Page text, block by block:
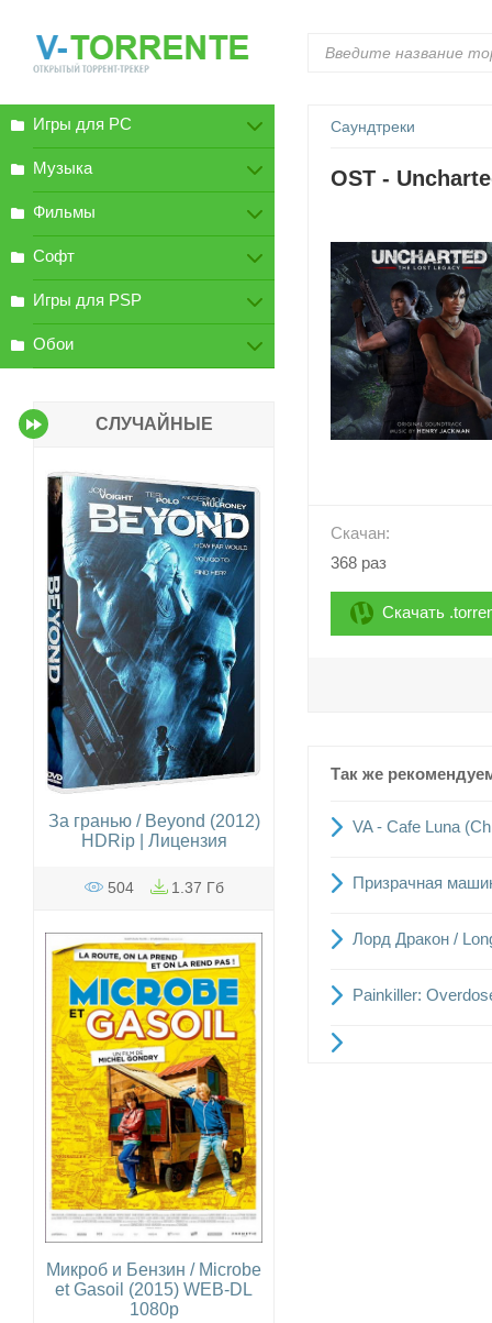
Саундтреки
OST -
Скачан:
368 раз
Скачать
Так же
VA - Cafe Luna
Призрачная
Лорд Дракон /
Painkiller:
Игры для PC
Музыка
Фильмы
Софт
Игры для PSP
Обои
СЛУЧАЙНЫЕ
За гранью / Beyond (2012)
HDRip | Лицензия
504 1.37 Гб
Микроб и Бензин / Microbe
et Gasoil (2015) WEB-DL
1080p